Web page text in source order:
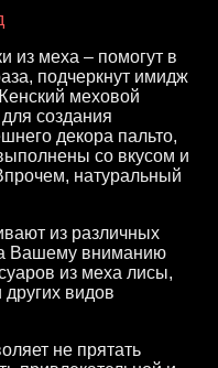
из меха – помогут в
подчеркнут имидж
меховой
создания
декора пальто,
со вкусом и
натуральный
из различных
Вашему вниманию
из меха лисы,
видов
не прятать